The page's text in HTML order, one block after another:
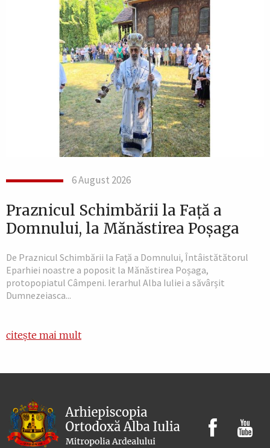
6 August 2026
Praznicul Schimbării la Față a
Domnului, la Mănăstirea Poșaga
De Praznicul Schimbării la Față a Domnului, Întâistătătorul
Eparhiei noastre a poposit la Mănăstirea Poșaga,
protopopiatul Câmpeni. Ierarhul Alba Iuliei a săvârșit
Dumnezeiasca...
citește mai mult